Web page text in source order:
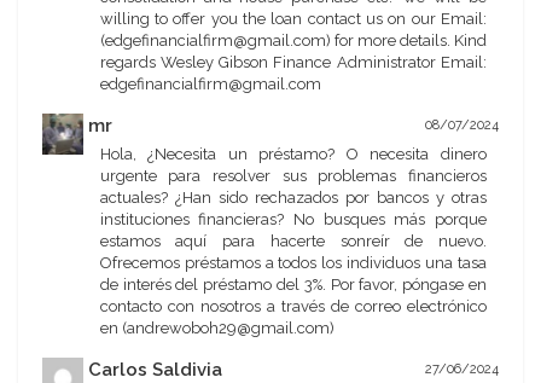
willing to offer you the loan contact us on our Email:
(edgefinancialfirm@gmail.com) for more details. Kind
regards Wesley Gibson Finance Administrator Email:
edgefinancialfirm@gmail.com
mr 08/07/2024
Hola, ¿Necesita un préstamo? O necesita dinero
urgente para resolver sus problemas financieros
actuales? ¿Han sido rechazados por bancos y otras
instituciones financieras? No busques más porque
estamos aquí para hacerte sonreír de nuevo.
Ofrecemos préstamos a todos los individuos una tasa
de interés del préstamo del 3%. Por favor, póngase en
contacto con nosotros a través de correo electrónico
en (andrewoboh29@gmail.com)
Carlos Saldivia 27/06/2024